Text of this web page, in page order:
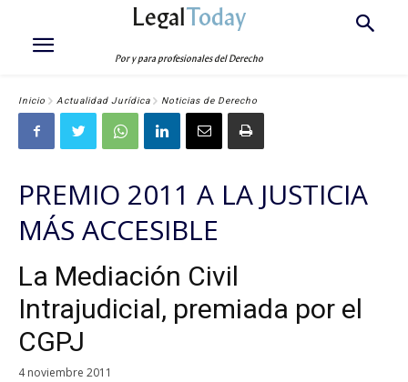
LegalToday
Por y para profesionales del Derecho
Inicio Actualidad Jurídica Noticias de Derecho
PREMIO 2011 A LA JUSTICIA
MÁS ACCESIBLE
La Mediación Civil
Intrajudicial, premiada por el
CGPJ
4 noviembre 2011